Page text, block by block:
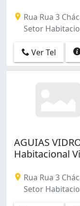
Rua Rua 3
Setor
Ver Tel
AGUIAS
Habitacional
Rua Rua 3
Setor